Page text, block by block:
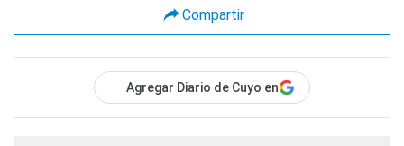
Compartir
Agregar Diario de Cuyo en